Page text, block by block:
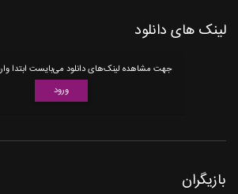
لینک های دانلود
جهت مشاهده لینک‌های دانلود می‌بایست ابتدا
ورود
بازیگران